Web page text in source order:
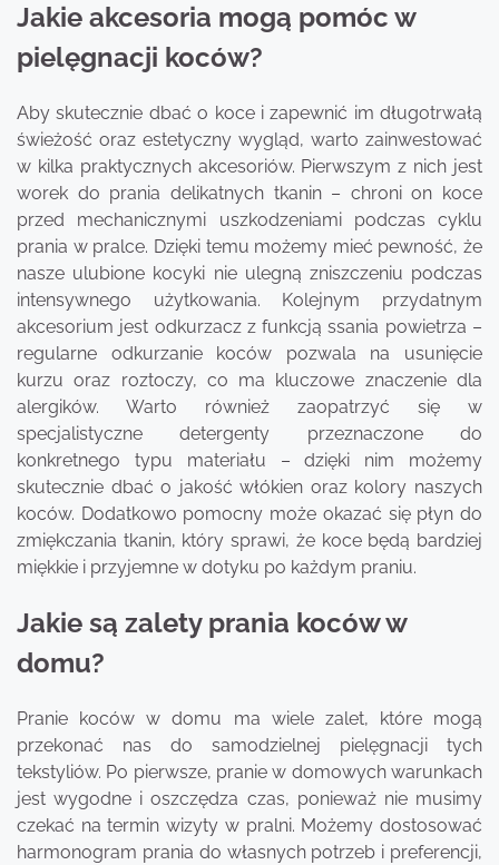
Jakie akcesoria mogą pomóc w
pielęgnacji koców?
Aby skutecznie dbać o koce i zapewnić im długotrwałą
świeżość oraz estetyczny wygląd, warto zainwestować
w kilka praktycznych akcesoriów. Pierwszym z nich jest
worek do prania delikatnych tkanin – chroni on koce
przed mechanicznymi uszkodzeniami podczas cyklu
prania w pralce. Dzięki temu możemy mieć pewność, że
nasze ulubione kocyki nie ulegną zniszczeniu podczas
intensywnego użytkowania. Kolejnym przydatnym
akcesorium jest odkurzacz z funkcją ssania powietrza –
regularne odkurzanie koców pozwala na usunięcie
kurzu oraz roztoczy, co ma kluczowe znaczenie dla
alergików. Warto również zaopatrzyć się w
specjalistyczne detergenty przeznaczone do
konkretnego typu materiału – dzięki nim możemy
skutecznie dbać o jakość włókien oraz kolory naszych
koców. Dodatkowo pomocny może okazać się płyn do
zmiękczania tkanin, który sprawi, że koce będą bardziej
miękkie i przyjemne w dotyku po każdym praniu.
Jakie są zalety prania koców w
domu?
Pranie koców w domu ma wiele zalet, które mogą
przekonać nas do samodzielnej pielęgnacji tych
tekstyliów. Po pierwsze, pranie w domowych warunkach
jest wygodne i oszczędza czas, ponieważ nie musimy
czekać na termin wizyty w pralni. Możemy dostosować
harmonogram prania do własnych potrzeb i preferencji,